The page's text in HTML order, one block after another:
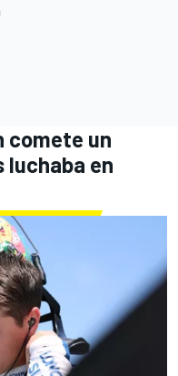
comete un
en